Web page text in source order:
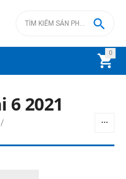
0


6 2021
/